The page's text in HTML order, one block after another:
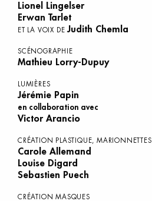
Lionel Lingelser
Erwan Tarlet
ET LA VOIX DEJudith Chemla
SCÉNOGRAPHIE
Mathieu Lorry-Dupuy
LUMIÈRES
Jérémie Papin
en collaboration avec
Victor Arancio
CRÉATION PLASTIQUE, MARIONNETTES
Carole Allemand
Louise Digard
Sebastien Puech
CRÉATION MASQUES